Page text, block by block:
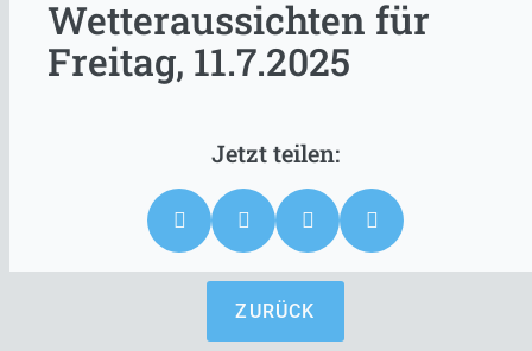
Wetteraussichten für
Freitag, 11.7.2025
ZURÜCK